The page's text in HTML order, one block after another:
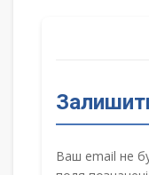
Ваш email не